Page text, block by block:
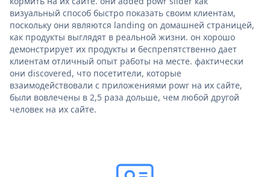
визуальный способ быстро показать своим клиентам,
поскольку они являются landing on домашней страницей,
как продукты выглядят в реальной жизни. он хорошо
демонстрирует их продукты и беспрепятственно дает
клиентам отличный опыт работы на месте. фактически
они discovered, что посетители, которые
взаимодействовали с приложениями powr на их сайте,
были вовлечены в 2,5 раза дольше, чем любой другой
человек на их сайте.